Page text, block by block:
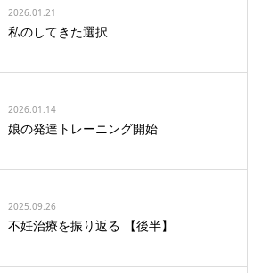
2026.01.21
私のしてきた選択
2026.01.14
娘の発達トレーニング開始
2025.09.26
不妊治療を振り返る 【後半】